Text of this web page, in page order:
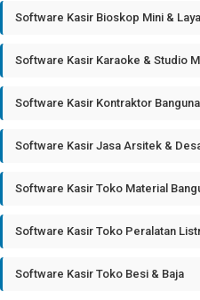
Software Kasir Bioskop Mini &
Software Kasir Karaoke & Studio
Software Kasir Kontraktor
Software Kasir Jasa Arsitek &
Software Kasir Toko Material
Software Kasir Toko Peralatan
Software Kasir Toko Besi & Baja